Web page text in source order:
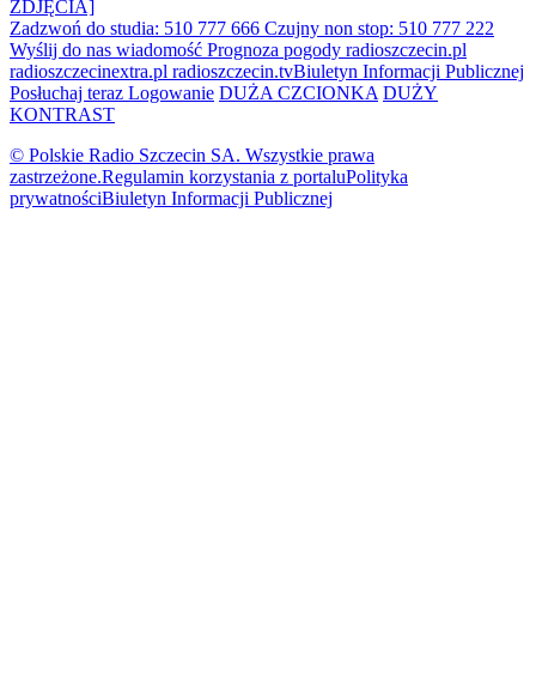
ZDJĘCIA]
Zadzwoń do studia: 510 777 666 Czujny non stop: 510 777 222
Wyślij do nas wiadomość Prognoza pogody radioszczecin.pl
radioszczecinextra.pl radioszczecin.tvBiuletyn Informacji Publicznej
Posłuchaj teraz Logowanie DUŻA CZCIONKA DUŻY
KONTRAST
© Polskie Radio Szczecin SA. Wszystkie prawa
zastrzeżone.Regulamin korzystania z portaluPolityka
prywatnościBiuletyn Informacji Publicznej